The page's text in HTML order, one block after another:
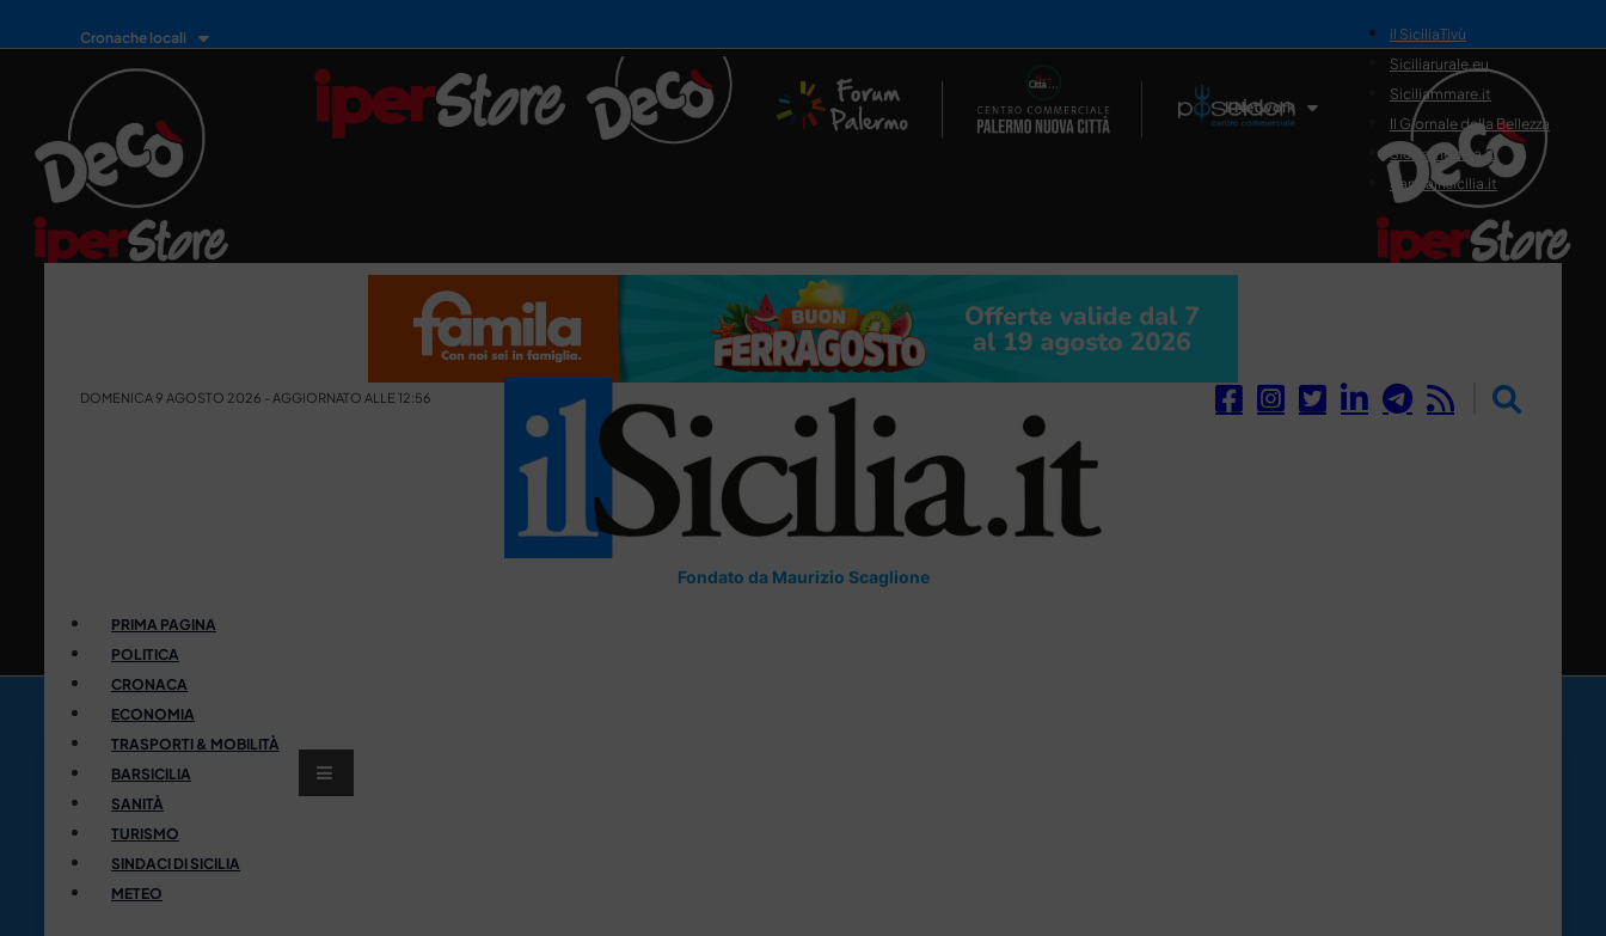
Cronache locali
Il Network
il SiciliaTivù
Siciliarurale.eu
Siciliammare.it
Il Giornale della Bellezza
Siciliamedica.it
Sanitainsicilia.it
DOMENICA 9 AGOSTO 2026 - AGGIORNATO ALLE 12:56
Fondato da Maurizio Scaglione
PRIMA PAGINA
POLITICA
CRONACA
ECONOMIA
TRASPORTI & MOBILITÀ
BARSICILIA
SANITÀ
TURISMO
SINDACI DI SICILIA
METEO